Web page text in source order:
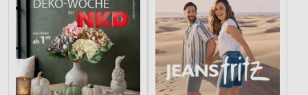
Verwendung von Profilen zur Auswahl
personalisierter Werbung
Erstellung von Profilen zur Personalisierung
von Inhalten